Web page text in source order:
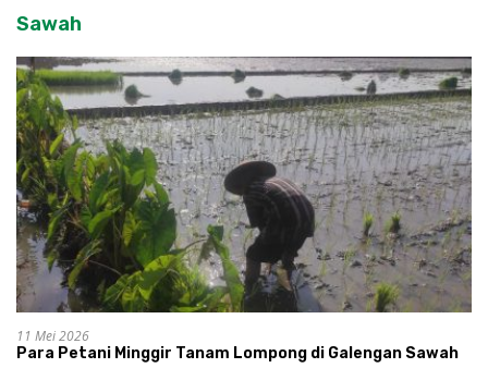
Sawah
11 Mei 2026
Para Petani Minggir Tanam Lompong di Galengan Sawah